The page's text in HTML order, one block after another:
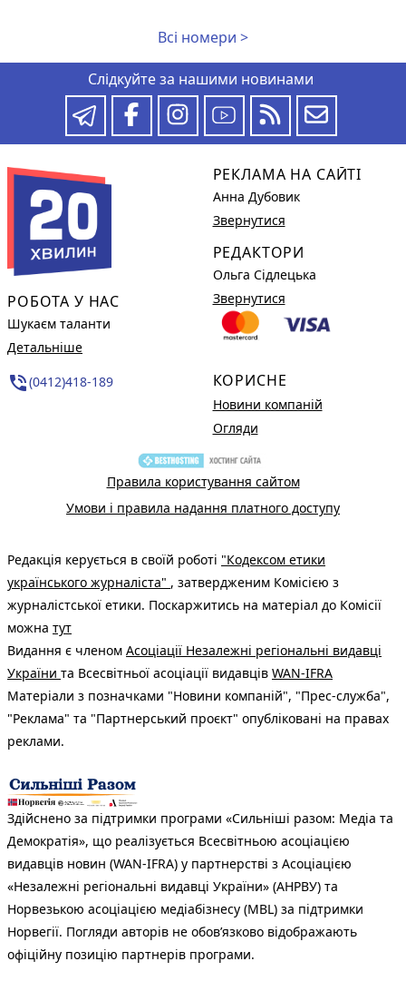
Всі номери >
Слідкуйте за нашими новинами
РОБОТА У НАС
Шукаєм таланти
Детальніше
phone_in_talk(0412)418-189
РЕКЛАМА НА САЙТІ
Анна Дубовик
Звернутися
РЕДАКТОРИ
Ольга Сідлецька
Звернутися
КОРИСНЕ
Новини компаній
Огляди
Правила користування сайтом
Умови і правила надання платного доступу
Редакція керується в своїй роботі "Кодексом етики
українського журналіста" , затвердженим Комісією з
журналістської етики. Поскаржитись на матеріал до Комісії
можна тут
Видання є членом Асоціації Незалежні регіональні видавці
України та Всесвітньої асоціації видавців WAN-IFRA
Матеріали з позначками "Новини компаній", "Прес-служба",
"Реклама" та "Партнерський проєкт" опубліковані на правах
реклами.
Здійснено за підтримки програми «Сильніші разом: Медіа та
Демократія», що реалізується Всесвітньою асоціацією
видавців новин (WAN-IFRA) у партнерстві з Асоціацією
«Незалежні регіональні видавці України» (АНРВУ) та
Норвезькою асоціацією медіабізнесу (MBL) за підтримки
Норвегії. Погляди авторів не обов’язково відображають
офіційну позицію партнерів програми.